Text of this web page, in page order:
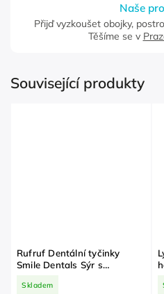
Naše
Přijď vyzkoušet obojky,
Těšíme se v
Související produkty
Rufruf Dentální tyčinky
Smile Dentals Sýr s
Skladem